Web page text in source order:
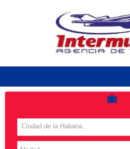
Costas
Vuelos
Ciudad de la Habana